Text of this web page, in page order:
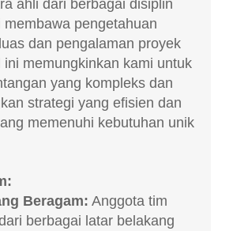
ahli dari berbagai disiplin
membawa pengetahuan
dan pengalaman proyek
ini memungkinkan kami untuk
yang kompleks dan
strategi yang efisien dan
memenuhi kebutuhan unik
Beragam: Anggota tim
berbagai latar belakang